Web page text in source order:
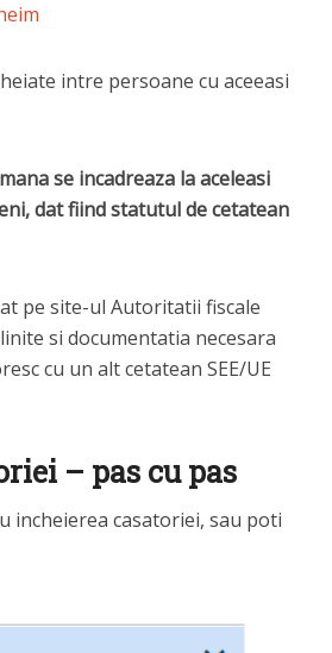
intre persoane cu aceeasi
se incadreaza la aceleasi
dat fiind statutul de cetatean
pe site-ul Autoritatii fiscale
si documentatia necesara
cu un alt cetatean SEE/UE
– pas cu pas
incheierea casatoriei, sau poti